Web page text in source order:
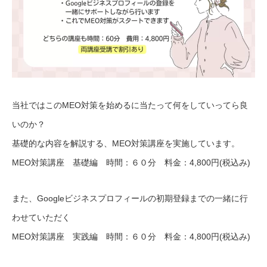
当社ではこのMEO対策を始めるに当たって何をしていってら良
いのか？
基礎的な内容を解説する、MEO対策講座を実施しています。
MEO対策講座 基礎編 時間：６０分 料金：4,800円(税込み)
また、Googleビジネスプロフィールの初期登録までの一緒に行
わせていただく
MEO対策講座 実践編 時間：６０分 料金：4,800円(税込み)